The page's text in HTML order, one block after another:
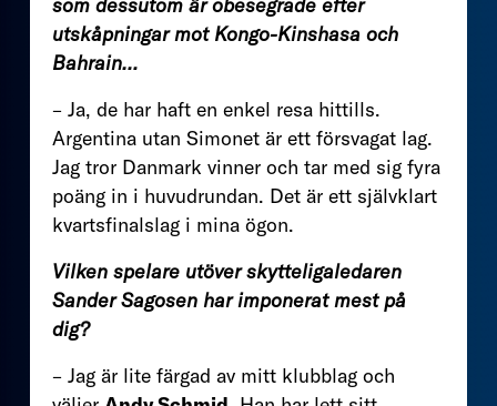
utskåpningar mot Kongo-Kinshasa och
Bahrain…
– Ja, de har haft en enkel resa hittills.
Argentina utan Simonet är ett försvagat lag.
Jag tror Danmark vinner och tar med sig fyra
poäng in i huvudrundan. Det är ett självklart
kvartsfinalslag i mina ögon.
Vilken spelare utöver skytteligaledaren
Sander Sagosen har imponerat mest på
dig?
– Jag är lite färgad av mitt klubblag och